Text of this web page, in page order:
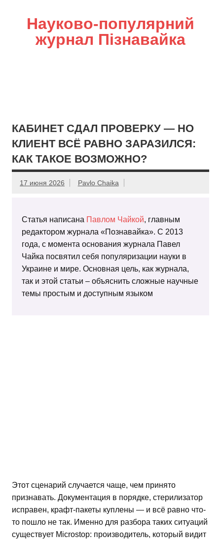
Науково-популярний
журнал Пізнавайка
КАБИНЕТ СДАЛ ПРОВЕРКУ — НО
КЛИЕНТ ВСЁ РАВНО ЗАРАЗИЛСЯ:
КАК ТАКОЕ ВОЗМОЖНО?
17 июня 2026 Pavlo Chaika
Статья написана Павлом Чайкой, главным
редактором журнала «Познавайка». С 2013
года, с момента основания журнала Павел
Чайка посвятил себя популяризации науки в
Украине и мире. Основная цель, как журнала,
так и этой статьи – объяснить сложные научные
темы простым и доступным языком
Этот сценарий случается чаще, чем принято
признавать. Документация в порядке, стерилизатор
исправен, крафт-пакеты куплены — и всё равно что-
то пошло не так. Именно для разбора таких ситуаций
существует Microstop: производитель, который видит